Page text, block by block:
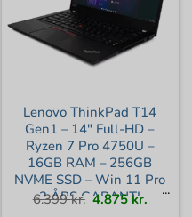
Lenovo ThinkPad T14
Gen1 – 14″ Full-HD –
Ryzen 7 Pro 4750U –
16GB RAM – 256GB
NVME SSD – Win 11 Pro
– 3 ÅRS GARANTI –
6.399kr. Den
oprindelige
pris
4.875kr. Den